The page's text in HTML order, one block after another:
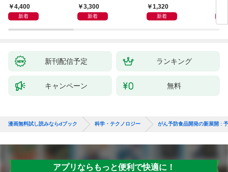
4,400
新着
―遺伝科学と疑似科学
3,300
新着
1,320
新着
新刊配信予定 ランキング
キャンペーン 無料
漫画無料試し読みならdブック 科学・テクノロジー がん予防食品開発の新展開 :
アプリならもっと便利で快適に！